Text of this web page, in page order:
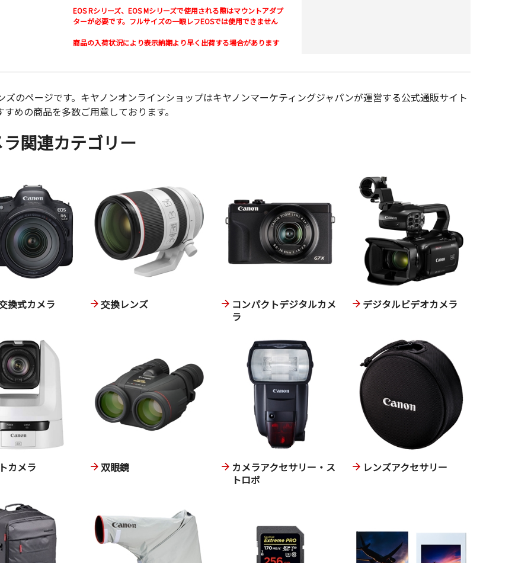
EOS Rシリーズ、EOS Mシリーズで使用される際はマウントアダプ
ターが必要です。フルサイズの一眼レフEOSでは使用できません
商品の入荷状況により表示納期より早く出荷する場合があります
ズのページです。キヤノンオンラインショップはキヤノンマーケティングジャパンが運営する公式通販サイト
すめの商品を多数ご用意しております。
関連カテゴリー
換式カメラ 交換レンズ
コンパクトデジタルカメ
ラ
デジタルビデオカメラ
カメラ 双眼鏡
カメラアクセサリー・ス
トロボ
レンズアクセサリー